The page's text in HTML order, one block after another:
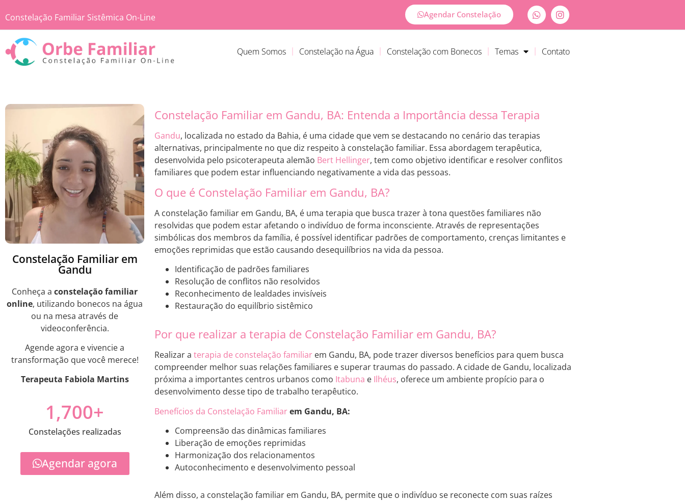
Constelação Familiar Sistêmica On-Line Agendar Constelação
Quem Somos Constelação na Água Constelação com Bonecos Temas Contato
Constelação Familiar em
Gandu
Conheça a constelação familiar
online, utilizando bonecos na água
ou na mesa através de
videoconferência.
Agende agora e vivencie a
transformação que você merece!
Terapeuta Fabiola Martins
Constelações realizadas
1,700+
Agendar agora
Constelação Familiar em Gandu, BA: Entenda a Importância dessa Terapia
Gandu, localizada no estado da Bahia, é uma cidade que vem se destacando no cenário das terapias
alternativas, principalmente no que diz respeito à constelação familiar. Essa abordagem terapêutica,
desenvolvida pelo psicoterapeuta alemão Bert Hellinger, tem como objetivo identificar e resolver conflitos
familiares que podem estar influenciando negativamente a vida das pessoas.
O que é Constelação Familiar em Gandu, BA?
A constelação familiar em Gandu, BA, é uma terapia que busca trazer à tona questões familiares não
resolvidas que podem estar afetando o indivíduo de forma inconsciente. Através de representações
simbólicas dos membros da família, é possível identificar padrões de comportamento, crenças limitantes e
emoções reprimidas que estão causando desequilíbrios na vida da pessoa.
Identificação de padrões familiares
Resolução de conflitos não resolvidos
Reconhecimento de lealdades invisíveis
Restauração do equilíbrio sistêmico
Por que realizar a terapia de Constelação Familiar em Gandu, BA?
Realizar a terapia de constelação familiar em Gandu, BA, pode trazer diversos benefícios para quem busca
compreender melhor suas relações familiares e superar traumas do passado. A cidade de Gandu, localizada
próxima a importantes centros urbanos como Itabuna e Ilhéus, oferece um ambiente propício para o
desenvolvimento desse tipo de trabalho terapêutico.
Benefícios da Constelação Familiarem Gandu, BA:
Compreensão das dinâmicas familiares
Liberação de emoções reprimidas
Harmonização dos relacionamentos
Autoconhecimento e desenvolvimento pessoal
Além disso, a constelação familiar em Gandu, BA, permite que o indivíduo se reconecte com suas raízes